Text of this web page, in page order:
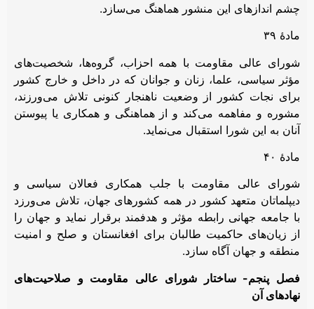
چشم اندازهای این منشور هماهنگ می‌سازد.
مادۀ ۳۹
شورای عالی مقاومت با همه احزاب، گروه‌ها، شخصیت‌های
مؤثر سیاسی، علما، زنان و جوانان که در داخل و خارج کشور
برای نجات کشور از وضعیت ناهنجار کنونی تلاش می‌ورزند،
مشوره و مفاهمه می‌کند و از هماهنگی و همکاری یا پیوستن
آنان به این شورا استقبال می‌نماید.
مادۀ ۴۰
شورای عالی مقاومت با جلب همکاری فعالان سیاسی و
دیپلماتان متعهد کشور در همه کشورهای جهان، تلاش می‌ورزد
با جامعه جهانی رابطه مؤثر و هدفمند برقرار نماید و جهان را
از زیان‌های حاکمیت طالبان برای افغانستان و صلح و امنیت
منطقه و جهان آگاه سازد.
فصل پنجم- ساختار شورای عالی مقاومت و صلاحیت‌های
نهادهای آن